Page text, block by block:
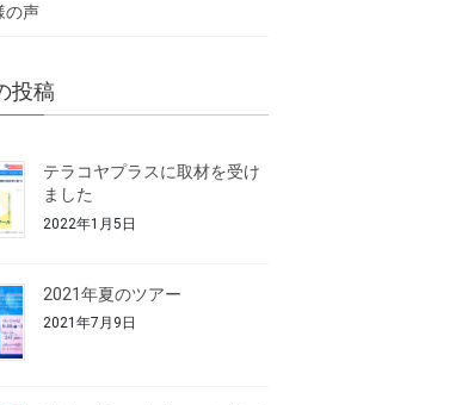
の声
投稿
テラコヤプラスに取材を受け
ました
2022年1月5日
2021年夏のツアー
2021年7月9日